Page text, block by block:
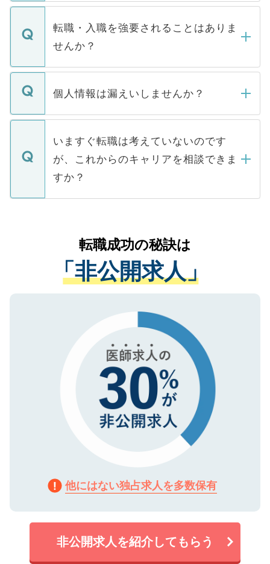
ます。通常、5営業日以内にはご連絡をせて
いただきますので、しばらくお待ちくださ
い。
マイナビDOCTORで取り扱っている求人の
うち約3割は、Webサイトからご覧いただ
けない「非公開求人」です。非公開求人は
下記の理由によって、一般には公開してい
ません。
■応募殺到を避けるため 人気のある医療機
関を公にしてしまうと、応募が殺到する場
に、医療機関が求める条件に合った人材の
みを人材紹介会社に依頼するケースが増え
ています。
転職・入職を強要されることはありま
せんか？
転職・入職を強要することは一切ありませ
ん。また、仮に応募先から内定をいただい
定を承諾する必要はありません。内定先へ
の辞退の連絡はキャリアパートナーが行い
ますので、ご安心ください。
個人情報は漏えいしませんか？
個人情報が漏えいすることはありませんの
で、ご安心ください。当サイトからの登録
などで収集したご登録者様の個人情報は、
ご本人のキャリアアップおよび転職活動の
支援を目的に使用いたします。お預かりし
ているすべての個人データはご本人の許可
は、個人情報の取り扱いについての厳密な
管理基準を満たした事業者のみに付与され
る、プライバシーマークを取得済みです。
ご登録いただいた個人情報は、SSL（デー
で、機密保持に関してもご安心ください。
いますぐ転職は考えていないのです
が、これからのキャリアを相談できま
すか？
かがいして、現在の医療機関の状況や紹介
経験をまじえながら、適切なアドバイスを
させていただきます。すぐにご転職をされ
ない方には、長期的なサポートが可能です
ので、まずはご登録ください。
転職成功の秘訣は
「非公開求人」
他にはない独占求人を多数保有
非公開求人を紹介してもらう